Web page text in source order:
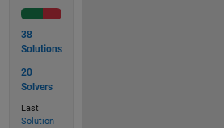
38
Solutions
20
Solvers
Last
Solution